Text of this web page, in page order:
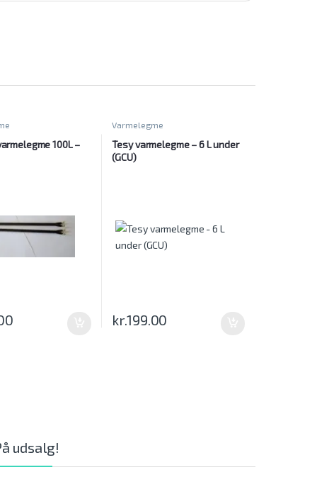
100L –
Varmelegme
Tesy varmelegme – 6 L under
(GCU)
kr.199.00
udsalg!